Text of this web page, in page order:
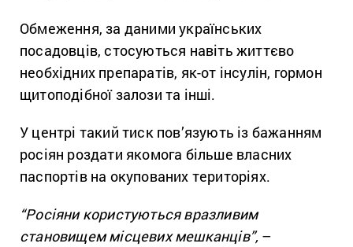
Обмеження, за даними українських
посадовців, стосуються навіть життєво
необхідних препаратів, як-от інсулін, гормон
щитоподібної залози та інші.
У центрі такий тиск пов’язують із бажанням
росіян роздати якомога більше власних
паспортів на окупованих територіях.
“Росіяни користуються вразливим
становищем місцевих мешканців”, –